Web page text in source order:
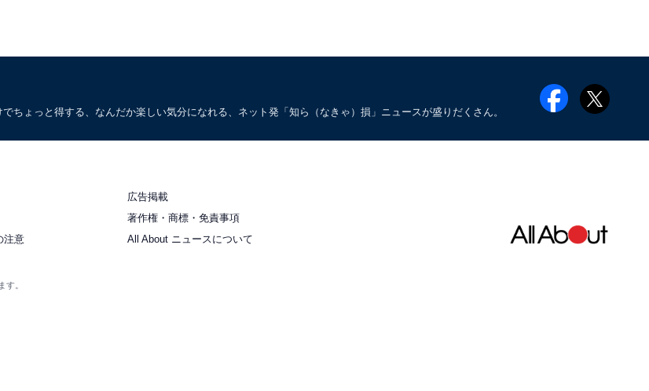
ちょっと得する、なんだか楽しい気分になれる、ネット発「知ら（なきゃ）損」ニュースが盛りだくさん。
広告掲載
著作権・商標・免責事項
注意
All About ニュースについて
。